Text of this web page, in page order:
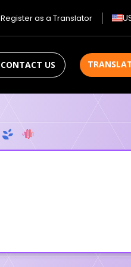
Register as a Translator
CONTACT US